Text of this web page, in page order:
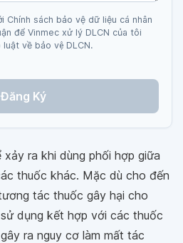
Chính sách bảo vệ dữ liệu cá nhân
để Vinmec xử lý DLCN của tôi
về bảo vệ DLCN.
Đăng Ký
ra khi dùng phối hợp giữa
thuốc khác. Mặc dù cho đến
tác thuốc gây hại cho
dụng kết hợp với các thuốc
ra nguy cơ làm mất tác